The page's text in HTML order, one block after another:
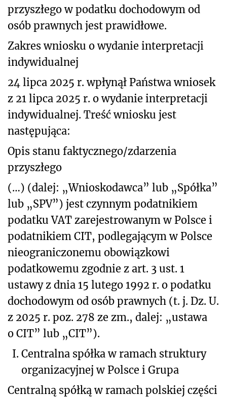
przyszłego w podatku dochodowym od
osób prawnych jest prawidłowe.
Zakres wniosku o wydanie interpretacji
indywidualnej
24 lipca 2025 r. wpłynął Państwa wniosek
z 21 lipca 2025 r. o wydanie interpretacji
indywidualnej. Treść wniosku jest
następująca:
Opis stanu faktycznego/zdarzenia
przyszłego
(…) (dalej: „Wnioskodawca” lub „Spółka”
lub „SPV”) jest czynnym podatnikiem
podatku VAT zarejestrowanym w Polsce i
podatnikiem CIT, podlegającym w Polsce
nieograniczonemu obowiązkowi
podatkowemu zgodnie z art. 3 ust. 1
ustawy z dnia 15 lutego 1992 r. o podatku
dochodowym od osób prawnych (t. j. Dz. U.
z 2025 r. poz. 278 ze zm., dalej: „ustawa
o CIT” lub „CIT”).
I. Centralna spółka w ramach struktury
organizacyjnej w Polsce i Grupa
Centralną spółką w ramach polskiej części